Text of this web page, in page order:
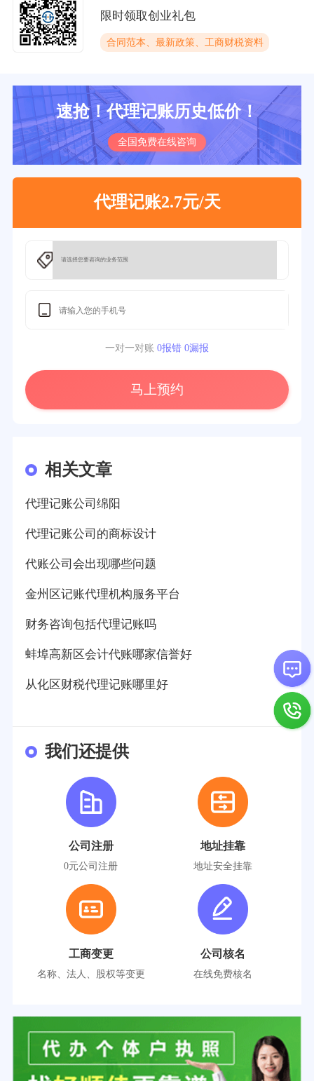
限时领取创业礼包
合同范本、最新政策、工商财税资料
速抢！代理记账历史低价！
全国免费在线咨询
代理记账2.7元/天
一对一对账 0报错 0漏报
马上预约
相关文章
代理记账公司绵阳
代理记账公司的商标设计
代账公司会出现哪些问题
金州区记账代理机构服务平台
财务咨询包括代理记账吗
蚌埠高新区会计代账哪家信誉好
从化区财税代理记账哪里好
我们还提供
公司注册
0元公司注册
地址挂靠
地址安全挂靠
工商变更
名称、法人、股权等变更
公司核名
在线免费核名